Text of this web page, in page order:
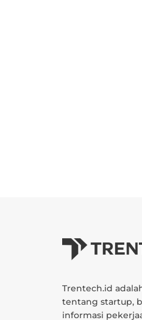
Trentech.id
tentang startup,
informasi